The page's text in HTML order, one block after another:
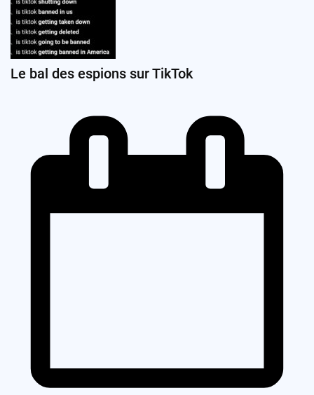
Le bal des espions sur TikTok